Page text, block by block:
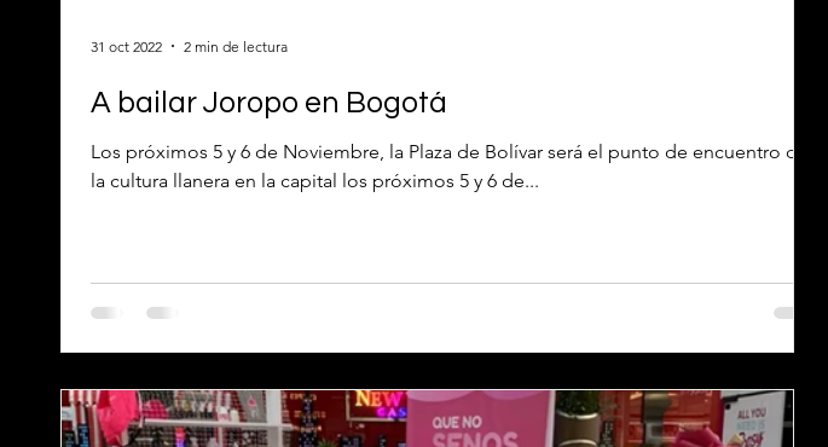
A bailar Joropo en Bogotá
Los próximos 5 y 6 de Noviembre, la Plaza de Bolívar será el punto de encuentro de
la cultura llanera en la capital los próximos 5 y 6 de...
31 oct 2022 2 min de lectura